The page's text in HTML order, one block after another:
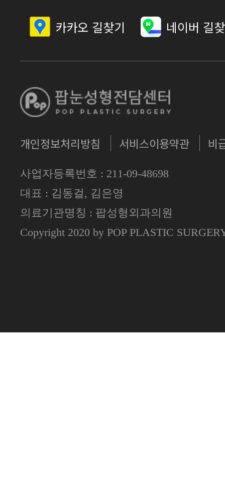
카카오 길찾기 네이버 길
개인정보처리방침 서비스이용약관 비
사업자등록번호 : 211-09-48698
대표 : 김동걸, 김은영
의료기관명칭 : 팝성형외과의원
Copyright 2020 by POP PLASTIC